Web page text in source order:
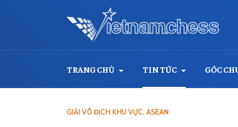
TRANG CHỦ TIN TỨC GÓC
GIẢI VÔ ĐỊCH KHU VỰC, ASEAN